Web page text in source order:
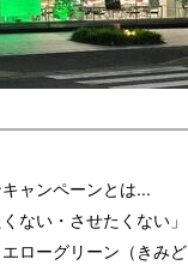
ャンペーンとは...
ない・させたくない」
ローグリーン（きみど